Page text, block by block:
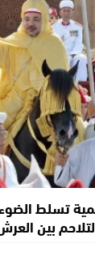
تسلط
بين